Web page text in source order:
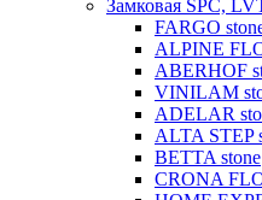
Замковая SPC,
FARGO
ALPINE
ABERHOF
VINILAM
ADELAR
ALTA STEP
BETTA stone
CRONA